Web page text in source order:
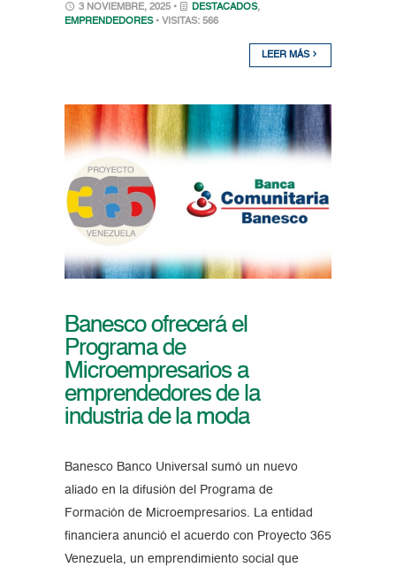
3 NOVIEMBRE, 2025 • DESTACADOS,
EMPRENDEDORES • VISITAS: 566
LEER MÁS
Banesco ofrecerá el
Programa de
Microempresarios a
emprendedores de la
industria de la moda
Banesco Banco Universal sumó un nuevo
aliado en la difusión del Programa de
Formación de Microempresarios. La entidad
financiera anunció el acuerdo con Proyecto 365
Venezuela, un emprendimiento social que